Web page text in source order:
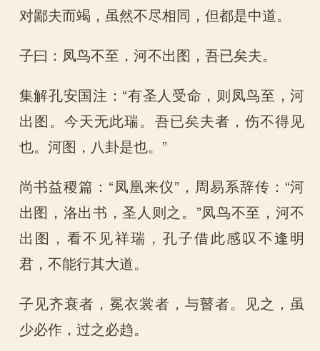
对鄙夫而竭，虽然不尽相同，但都是中道。
子曰：凤鸟不至，河不出图，吾已矣夫。
集解孔安国注：“有圣人受命，则凤鸟至，河
出图。今天无此瑞。吾已矣夫者，伤不得见
也。河图，八卦是也。”
尚书益稷篇：“凤凰来仪”，周易系辞传：“河
出图，洛出书，圣人则之。”凤鸟不至，河不
出图，看不见祥瑞，孔子借此感叹不逢明
君，不能行其大道。
子见齐衰者，冕衣裳者，与瞽者。见之，虽
少必作，过之必趋。